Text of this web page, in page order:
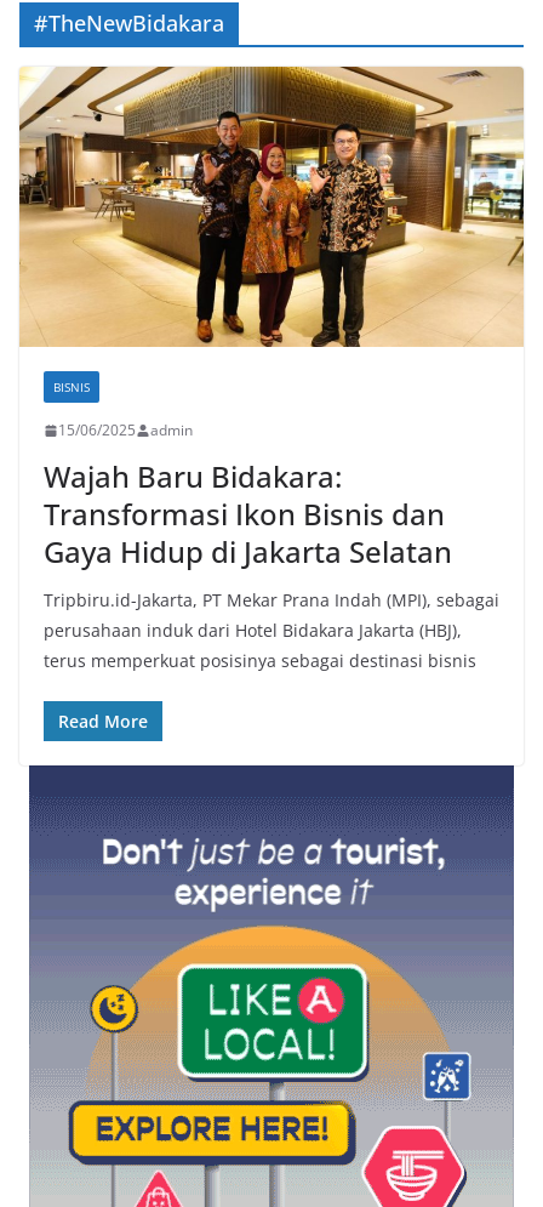
#TheNewBidakara
BISNIS
15/06/2025 admin
Wajah Baru Bidakara:
Transformasi Ikon Bisnis dan
Gaya Hidup di Jakarta Selatan
Tripbiru.id-Jakarta, PT Mekar Prana Indah (MPI), sebagai
perusahaan induk dari Hotel Bidakara Jakarta (HBJ),
terus memperkuat posisinya sebagai destinasi bisnis
Read More